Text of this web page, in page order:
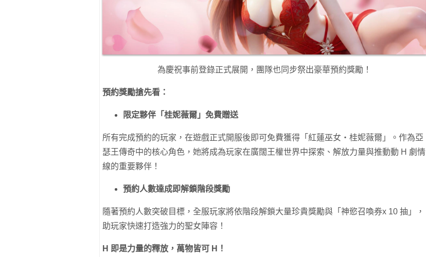
為慶祝事前登錄正式展開，團隊也同步祭出豪華預約獎勵！
預約獎勵搶先看：
限定夥伴「桂妮薇爾」免費贈送
所有完成預約的玩家，在遊戲正式開服後即可免費獲得「紅蓮巫女‧桂妮薇爾」。作為亞
瑟王傳奇中的核心角色，她將成為玩家在廣闊王權世界中探索、解放力量與推動動 H 劇情
線的重要夥伴！
預約人數達成即解鎖階段獎勵
隨著預約人數突破目標，全服玩家將依階段解鎖大量珍貴獎勵與「神慾召喚券x 10 抽」，
助玩家快速打造強力的聖女陣容！
H 即是力量的釋放，萬物皆可 H！